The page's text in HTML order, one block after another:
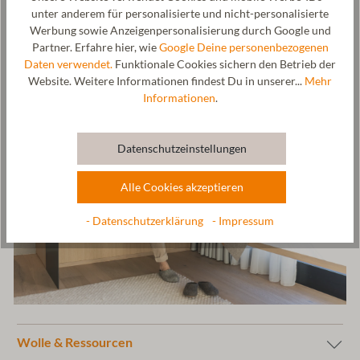
office@gottstein.at
Wolle & Ressourcen
unter anderem für personalisierte und nicht-personalisierte
Werbung sowie Anzeigenpersonalisierung durch Google und
Partner. Erfahre hier, wieGoogle Deine personenbezogenen
Daten verwendet. Funktionale Cookies sichern den Betrieb der
Website. Weitere Informationen findest Du in unserer... Mehr
Informationen.
Datenschutzeinstellungen
Alle Cookies akzeptieren
- Datenschutzerklärung - Impressum